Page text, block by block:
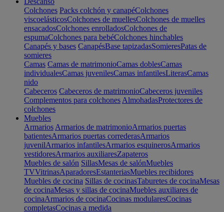
Colchones Packs colchón y canapéColchones
viscoelásticosColchones de muellesColchones de muelles
ensacadosColchones enrolladosColchones de
espumaColchones para bebéColchones hinchables
Canapés y bases CanapésBase tapizadasSomieresPatas de
somieres
Camas Camas de matrimonioCamas doblesCamas
individualesCamas juvenilesCamas infantilesLiterasCamas
nido
Cabeceros Cabeceros de matrimonioCabeceros juveniles
Complementos para colchones AlmohadasProtectores de
colchones
Muebles
Armarios Armarios de matrimonioArmarios puertas
batientesArmarios puertas correderasArmarios
juvenilArmarios infantilesArmarios esquinerosArmarios
vestidoresArmarios auxiliaresZapateros
Muebles de salón SillasMesas de salónMuebles
TVVitrinasAparadoresEstanteriasMuebles recibidores
Muebles de cocina Sillas de cocinasTaburetes de cocinaMesas
de cocinaMesas y sillas de cocinaMuebles auxiliares de
cocinaArmarios de cocinaCocinas modularesCocinas
completasCocinas a medida